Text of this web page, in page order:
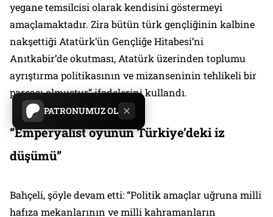
PATRONUMUZ OL
yegane temsilcisi olarak kendisini göstermeyi
amaçlamaktadır. Zira bütün türk gençliğinin kalbine
nakşettiği Atatürk’ün Gençliğe Hitabesi’ni
Anıtkabir’de okutması, Atatürk üzerinden toplumu
ayrıştırma politikasının ve mizanseninin tehlikeli bir
parçası olmuştur” ifadelerini kullandı.
“Emperyalist oyunun Türkiye’deki iz
düşümü”
Bahçeli, şöyle devam etti: “Politik amaçlar uğruna milli
hafıza mekanlarının ve milli kahramanların